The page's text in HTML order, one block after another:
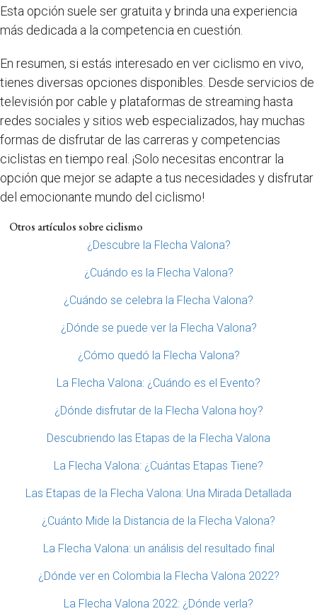
Esta opción suele ser gratuita y brinda una experiencia
más dedicada a la competencia en cuestión.
En resumen, si estás interesado en ver ciclismo en vivo,
tienes diversas opciones disponibles. Desde servicios de
televisión por cable y plataformas de streaming hasta
redes sociales y sitios web especializados, hay muchas
formas de disfrutar de las carreras y competencias
ciclistas en tiempo real. ¡Solo necesitas encontrar la
opción que mejor se adapte a tus necesidades y disfrutar
del emocionante mundo del ciclismo!
Otros artículos sobre ciclismo
¿Descubre la Flecha Valona?
¿Cuándo es la Flecha Valona?
¿Cuándo se celebra la Flecha Valona?
¿Dónde se puede ver la Flecha Valona?
¿Cómo quedó la Flecha Valona?
La Flecha Valona: ¿Cuándo es el Evento?
¿Dónde disfrutar de la Flecha Valona hoy?
Descubriendo las Etapas de la Flecha Valona
La Flecha Valona: ¿Cuántas Etapas Tiene?
Las Etapas de la Flecha Valona: Una Mirada Detallada
¿Cuánto Mide la Distancia de la Flecha Valona?
La Flecha Valona: un análisis del resultado final
¿Dónde ver en Colombia la Flecha Valona 2022?
La Flecha Valona 2022: ¿Dónde verla?